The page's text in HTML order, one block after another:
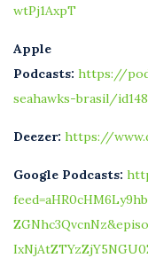
wtPj1AxpT
Apple
Podcasts: https://
seahawks-brasil/
Deezer: https://
Google Podcasts: